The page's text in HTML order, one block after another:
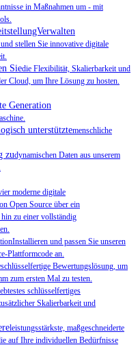
in Maßnahmen um - mit
stellen Sie innovative digitale
Siedie Flexibilität, Skalierbarkeit und
Cloud, um Ihre Lösung zu hosten.
Generation
unterstütztemenschliche
zudynamischen Daten aus unserem
moderne digitale
Open Source über ein
zu einer vollständig
und passen Sie unseren
Plattformcode an.
schlüsselfertige Bewertungslösung, um
zum ersten Mal zu testen.
schlüsselfertiges
Skalierbarkeit und
leistungsstärkste, maßgeschneiderte
auf Ihre individuellen Bedürfnisse